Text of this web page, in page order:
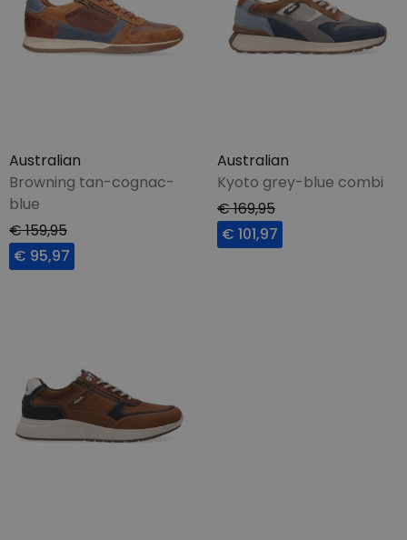
Australian
Browning tan-cognac-
blue
€ 159,95
€ 95,97
Australian
Kyoto grey-blue combi
€ 169,95
€ 101,97